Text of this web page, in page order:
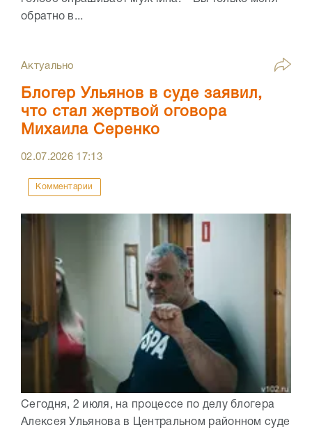
обратно в...
Актуально
Блогер Ульянов в суде заявил,
что стал жертвой оговора
Михаила Серенко
02.07.2026 17:13
Комментарии
Сегодня, 2 июля, на процессе по делу блогера
Алексея Ульянова в Центральном районном суде